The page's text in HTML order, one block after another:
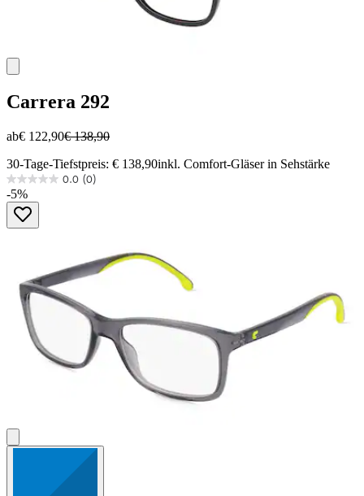
Carrera 292
ab€ 122,90€ 138,90
30-Tage-Tiefstpreis: € 138,90inkl. Comfort-Gläser in Sehstärke
0.0 (0)
0.0
von
Sternen.
-5%